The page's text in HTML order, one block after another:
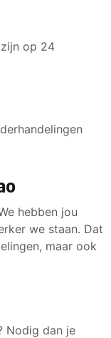
op 24
hebben jou
we staan. Dat
maar ook
Nodig dan je